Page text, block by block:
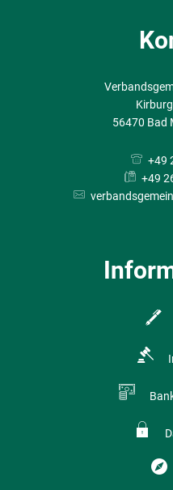
56470 Bad
+49
+49